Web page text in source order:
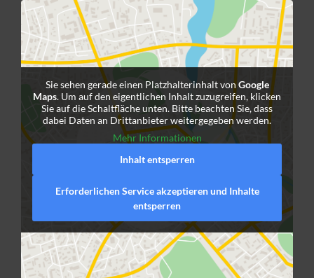
Sie sehen gerade einen Platzhalterinhalt von Google
Maps. Um auf den eigentlichen Inhalt zuzugreifen, klicken
Sie auf die Schaltfläche unten. Bitte beachten Sie, dass
dabei Daten an Drittanbieter weitergegeben werden.
Mehr Informationen
Inhalt entsperren
Erforderlichen Service akzeptieren und Inhalte
entsperren